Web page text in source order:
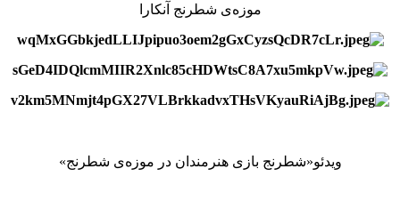
موزه‌ی شطرنج آنکارا
ویدئو«شطرنج بازی هنرمندان در موزه‌ی شطرنج»